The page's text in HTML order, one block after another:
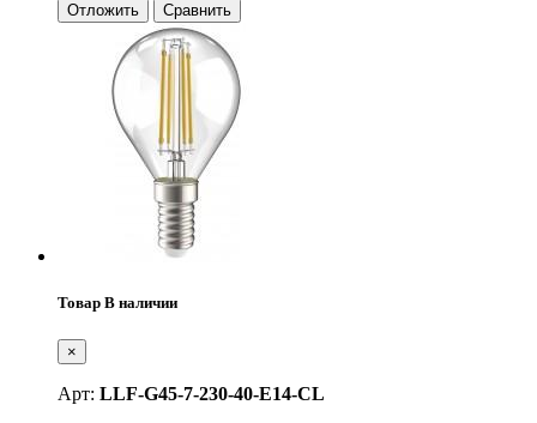
Отложить Сравнить
Товар В наличии
×
Арт: LLF-G45-7-230-40-E14-CL